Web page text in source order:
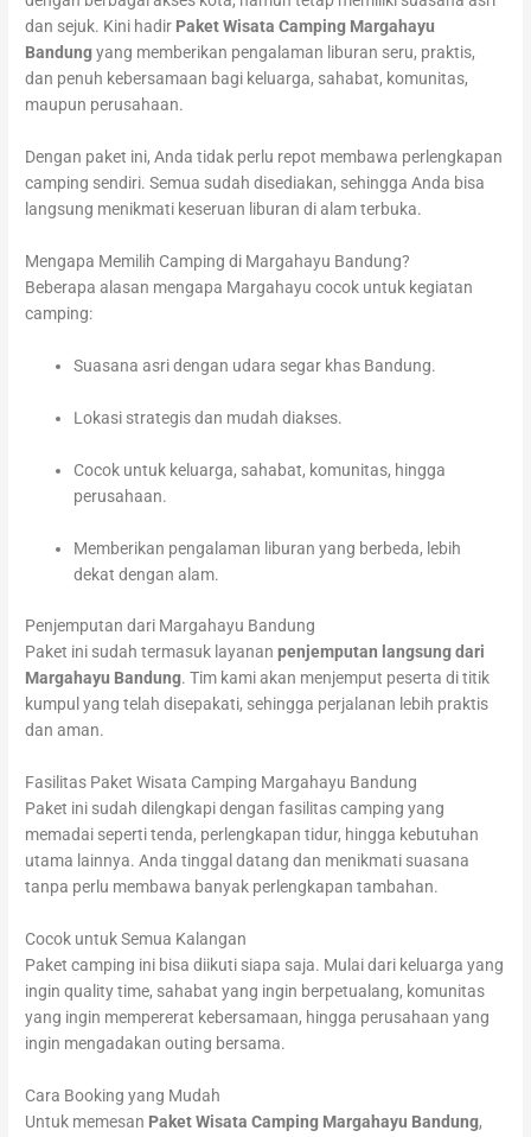
dan sejuk. Kini hadir Paket Wisata Camping Margahayu
Bandungyang memberikan pengalaman liburan seru, praktis,
dan penuh kebersamaan bagi keluarga, sahabat, komunitas,
maupun perusahaan.
Dengan paket ini, Anda tidak perlu repot membawa perlengkapan
camping sendiri. Semua sudah disediakan, sehingga Anda bisa
langsung menikmati keseruan liburan di alam terbuka.
Mengapa Memilih Camping di Margahayu Bandung?
Beberapa alasan mengapa Margahayu cocok untuk kegiatan
camping:
Suasana asri dengan udara segar khas Bandung.
Lokasi strategis dan mudah diakses.
Cocok untuk keluarga, sahabat, komunitas, hingga
perusahaan.
Memberikan pengalaman liburan yang berbeda, lebih
dekat dengan alam.
Penjemputan dari Margahayu Bandung
Paket ini sudah termasuk layananpenjemputan langsung dari
Margahayu Bandung. Tim kami akan menjemput peserta di titik
kumpul yang telah disepakati, sehingga perjalanan lebih praktis
dan aman.
Fasilitas Paket Wisata Camping Margahayu Bandung
Paket ini sudah dilengkapi dengan fasilitas camping yang
memadai seperti tenda, perlengkapan tidur, hingga kebutuhan
utama lainnya. Anda tinggal datang dan menikmati suasana
tanpa perlu membawa banyak perlengkapan tambahan.
Cocok untuk Semua Kalangan
Paket camping ini bisa diikuti siapa saja. Mulai dari keluarga yang
ingin quality time, sahabat yang ingin berpetualang, komunitas
yang ingin mempererat kebersamaan, hingga perusahaan yang
ingin mengadakan outing bersama.
Cara Booking yang Mudah
Untuk memesan Paket Wisata Camping Margahayu Bandung,